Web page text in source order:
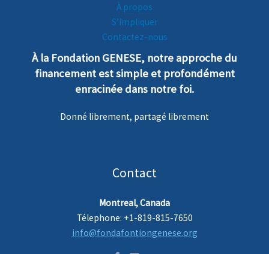
À propos
S’impliquer
Contactez-nous
À la Fondation GENESE, notre approche du
financement est simple et profondément
enracinée dans notre foi.
Donné librement, partagé librement
Contact
Montreal, Canada
Télephone: +1-819-815-7650
info@fondafontiongenese.org